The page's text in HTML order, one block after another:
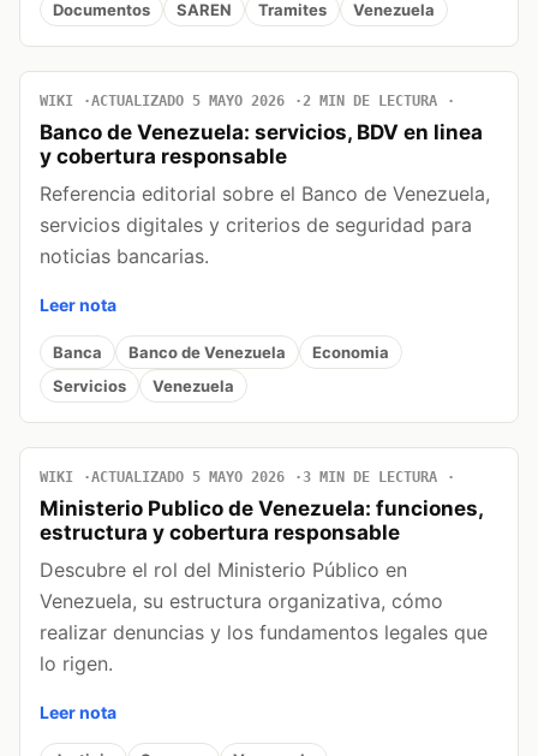
Documentos SAREN Tramites Venezuela
WIKI ACTUALIZADO 5 MAYO 2026 2 MIN DE LECTURA
Banco de Venezuela: servicios, BDV en linea
y cobertura responsable
Referencia editorial sobre el Banco de Venezuela,
servicios digitales y criterios de seguridad para
noticias bancarias.
Leer nota
Banca Banco de Venezuela
Economia
Servicios
Venezuela
WIKI ACTUALIZADO 5 MAYO 2026 3 MIN DE LECTURA
Ministerio Publico de Venezuela: funciones,
estructura y cobertura responsable
Descubre el rol del Ministerio Público en
Venezuela, su estructura organizativa, cómo
realizar denuncias y los fundamentos legales que
lo rigen.
Leer nota